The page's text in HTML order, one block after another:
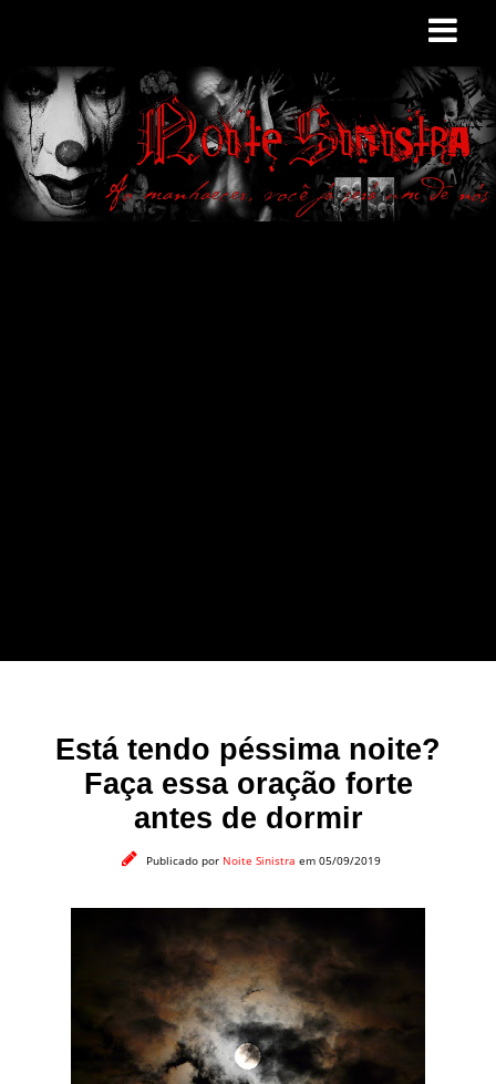
Está tendo péssima noite?
Faça essa oração forte
antes de dormir
Publicado por Noite Sinistra em 05/09/2019